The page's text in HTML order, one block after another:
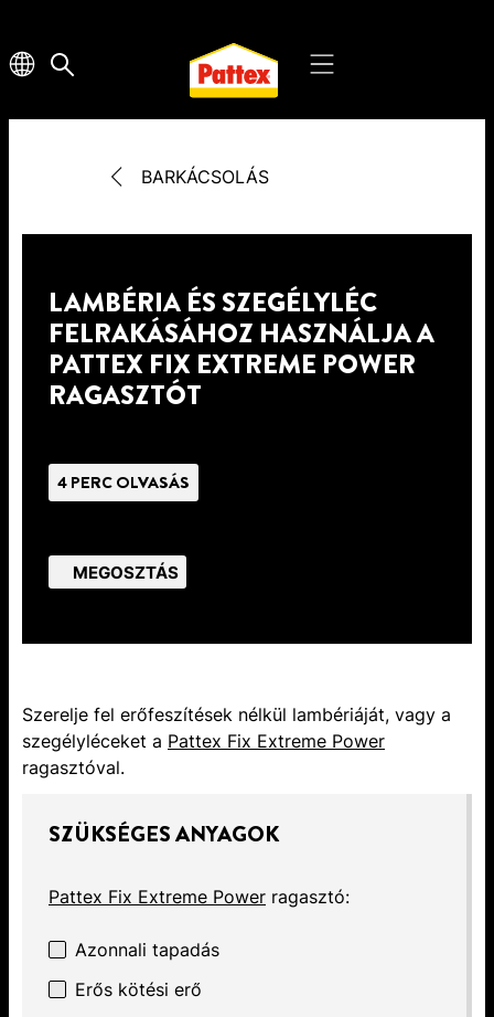
BARKÁCSOLÁS
LAMBÉRIA ÉS SZEGÉLYLÉC
FELRAKÁSÁHOZ HASZNÁLJA A
PATTEX FIX EXTREME POWER
RAGASZTÓT
4 PERC OLVASÁS
MEGOSZTÁS
Szerelje fel erőfeszítések nélkül lambériáját, vagy a
szegélyléceket a Pattex Fix Extreme Power
ragasztóval.
SZÜKSÉGES ANYAGOK
Pattex Fix Extreme Power ragasztó:
Azonnali tapadás
Erős kötési erő